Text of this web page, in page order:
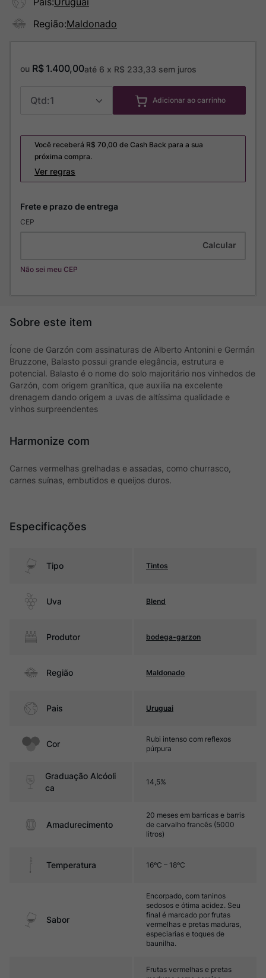
Região:Maldonado
ou R$ 1.400,00até 6 x R$ 233,33 sem juros
1 Adicionar ao carrinho
Você receberá R$ 70,00 de Cash Back para a sua
próxima compra.
Ver regras
CEP
Não sei meu CEP
Ícone de Garzón com assinaturas de Alberto Antonini e Germán
Bruzzone, Balasto possui grande elegância, estrutura e
potencial. Balasto é o nome do solo majoritário nos vinhedos de
Garzón, com origem granítica, que auxilia na excelente
drenagem dando origem a uvas de altíssima qualidade e
vinhos surpreendentes
Harmonize com
Carnes vermelhas grelhadas e assadas, como churrasco,
carnes suínas, embutidos e queijos duros.
Especificações
Tipo Tintos
Uva Blend
Produtor bodega-garzon
Região Maldonado
Pais Uruguai
Cor
Rubi intenso com reflexos
púrpura
Graduação Alcóoli
ca
14,5%
Amadurecimento
20 meses em barricas e barris
de carvalho francês (5000
litros)
Temperatura 16ºC – 18ºC
Sabor
Encorpado, com taninos
sedosos e ótima acidez. Seu
final é marcado por frutas
vermelhas e pretas maduras,
especiarias e toques de
baunilha.
Frutas vermelhas e pretas